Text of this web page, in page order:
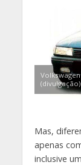
(divulgação)
Mas,
apenas
inclusive